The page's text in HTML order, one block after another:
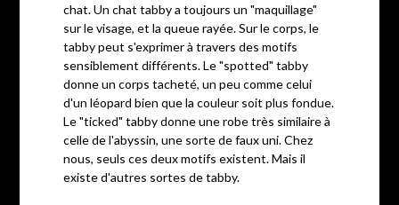
chat. Un chat tabby a toujours un "maquillage"
sur le visage, et la queue rayée. Sur le corps, le
tabby peut s'exprimer à travers des motifs
sensiblement différents. Le "spotted" tabby
donne un corps tacheté, un peu comme celui
d'un léopard bien que la couleur soit plus fondue.
Le "ticked" tabby donne une robe très similaire à
celle de l'abyssin, une sorte de faux uni. Chez
nous, seuls ces deux motifs existent. Mais il
existe d'autres sortes de tabby.